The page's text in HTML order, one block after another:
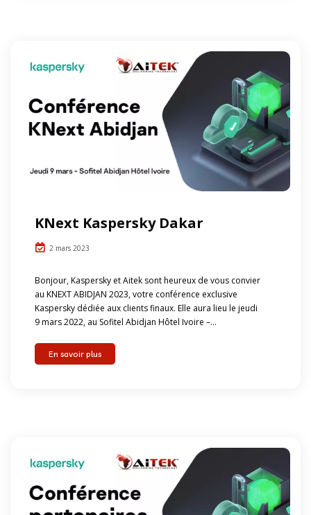
KNext Kaspersky Dakar
2 mars 2023
Bonjour, Kaspersky et Aitek sont heureux de vous convier
au KNEXT ABIDJAN 2023, votre conférence exclusive
Kaspersky dédiée aux clients finaux. Elle aura lieu le jeudi
9 mars 2022, au Sofitel Abidjan Hôtel Ivoire –...
En savoir plus